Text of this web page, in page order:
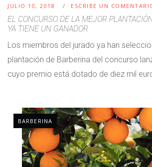
JULIO 10, 2018 ESCRIBE UN
EL CONCURSO DE LA MEJOR
YA TIENE UN GANADOR
Los miembros del jurado ya han
plantación de Barberina del concurso
cuyo premio está dotado de diez mil
BARBERINA